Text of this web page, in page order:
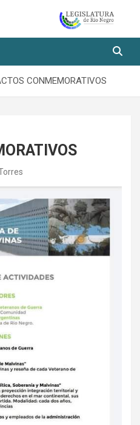
– Río
CONMEMORATIVOS